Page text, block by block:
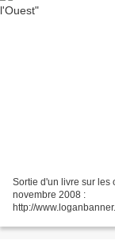
Sortie d'un livre sur les
novembre 2008 :
http://